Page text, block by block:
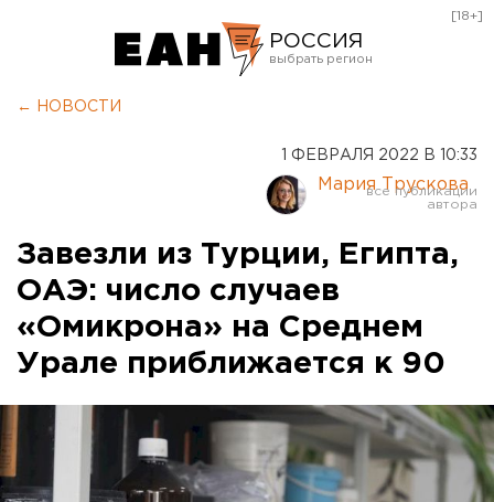
РОССИЯ
Курган
Оренбург
[18+]
← НОВОСТИ
1 ФЕВРАЛЯ 2022 В 10:33
Мария Трускова
Завезли из Турции, Египта,
ОАЭ: число случаев
«Омикрона» на Среднем
Урале приближается к 90